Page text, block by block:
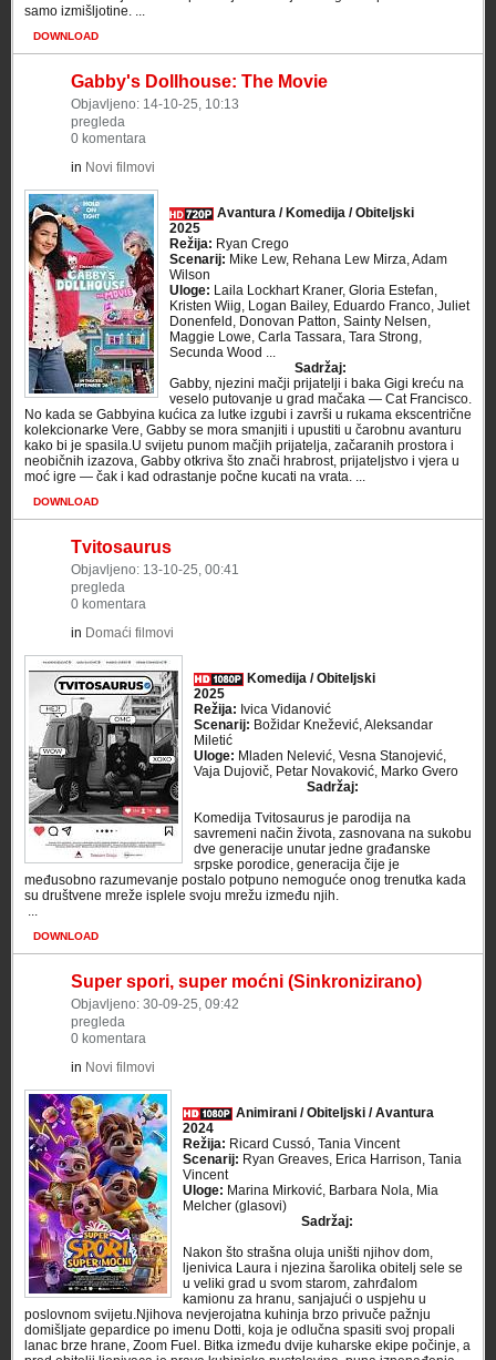
samo izmišljotine. ...
DOWNLOAD
Gabby's Dollhouse: The Movie
Objavljeno: 14-10-25, 10:13
pregleda
0 komentara
in Novi filmovi
Avantura / Komedija / Obiteljski
2025
Režija: Ryan Crego
Scenarij: Mike Lew, Rehana Lew Mirza, Adam
Wilson
Uloge: Laila Lockhart Kraner, Gloria Estefan,
Kristen Wiig, Logan Bailey, Eduardo Franco, Juliet
Donenfeld, Donovan Patton, Sainty Nelsen,
Maggie Lowe, Carla Tassara, Tara Strong,
Secunda Wood ...
Sadržaj:
Gabby, njezini mačji prijatelji i baka Gigi kreću na
veselo putovanje u grad mačaka — Cat Francisco.
No kada se Gabbyina kućica za lutke izgubi i završi u rukama ekscentrične
kolekcionarke Vere, Gabby se mora smanjiti i upustiti u čarobnu avanturu
kako bi je spasila.U svijetu punom mačjih prijatelja, začaranih prostora i
neobičnih izazova, Gabby otkriva što znači hrabrost, prijateljstvo i vjera u
moć igre — čak i kad odrastanje počne kucati na vrata. ...
DOWNLOAD
Tvitosaurus
Objavljeno: 13-10-25, 00:41
pregleda
0 komentara
in Domaći filmovi
Komedija / Obiteljski
2025
Režija: Ivica Vidanović
Scenarij: Božidar Knežević, Aleksandar
Miletić
Uloge: Mladen Nelević, Vesna Stanojević,
Vaja Dujovič, Petar Novaković, Marko Gvero
Sadržaj:
Komedija Tvitosaurus je parodija na
savremeni način života, zasnovana na sukobu
dve generacije unutar jedne građanske
srpske porodice, generacija čije je
međusobno razumevanje postalo potpuno nemoguće onog trenutka kada
su društvene mreže isplele svoju mrežu između njih.
​ ...
DOWNLOAD
Super spori, super moćni (Sinkronizirano)
Objavljeno: 30-09-25, 09:42
pregleda
0 komentara
in Novi filmovi
Animirani / Obiteljski / Avantura
2024
Režija: Ricard Cussó, Tania Vincent
Scenarij: Ryan Greaves, Erica Harrison, Tania
Vincent
Uloge: Marina Mirković, Barbara Nola, Mia
Melcher (glasovi)
Sadržaj:
Nakon što strašna oluja uništi njihov dom,
ljenivica Laura i njezina šarolika obitelj sele se
u veliki grad u svom starom, zahrđalom
kamionu za hranu, sanjajući o uspjehu u
poslovnom svijetu.Njihova nevjerojatna kuhinja brzo privuče pažnju
domišljate gepardice po imenu Dotti, koja je odlučna spasiti svoj propali
lanac brze hrane, Zoom Fuel. Bitka između dvije kuharske ekipe počinje, a